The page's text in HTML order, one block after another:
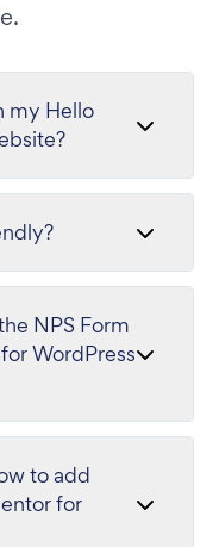
my Hello
NPS Form
WordPress
to add
for